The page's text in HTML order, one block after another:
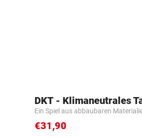
DKT - Klimaneutrales
Ein Spiel aus abbaubaren
€31,90